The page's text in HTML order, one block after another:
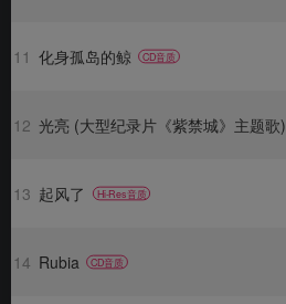
11 化身孤岛的鲸 CD音质
12 光亮 (大型纪录片《紫禁城》主题歌)
13 起风了 Hi-Res音质
14 Rubia CD音质